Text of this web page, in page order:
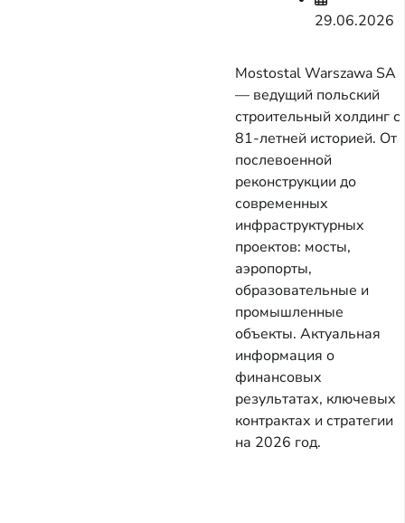
29.06.2026
Mostostal Warszawa SA
— ведущий польский
строительный холдинг с
81-летней историей. От
послевоенной
реконструкции до
современных
инфраструктурных
проектов: мосты,
аэропорты,
образовательные и
промышленные
объекты. Актуальная
информация о
финансовых
результатах, ключевых
контрактах и стратегии
на 2026 год.